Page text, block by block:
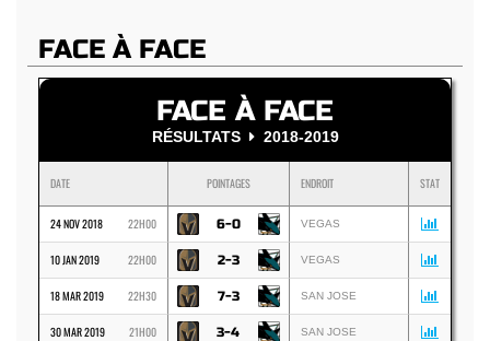
FACE À FACE
FACE À FACE
RÉSULTATS 2018-2019
DATE POINTAGES ENDROIT STAT
24 NOV 2018 22H00 6-0 VEGAS
10 JAN 2019 22H00 2-3 VEGAS
18 MAR 2019 22H30 7-3 SAN JOSE
30 MAR 2019 21H00 3-4 SAN JOSE